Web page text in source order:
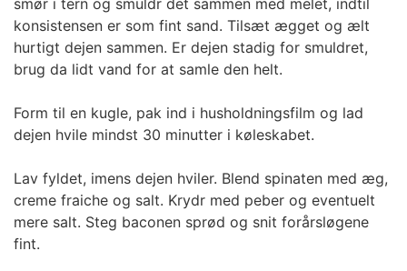
konsistensen er som fint sand. Tilsæt ægget og ælt
hurtigt dejen sammen. Er dejen stadig for smuldret,
brug da lidt vand for at samle den helt.
Form til en kugle, pak ind i husholdningsfilm og lad
dejen hvile mindst 30 minutter i køleskabet.
Lav fyldet, imens dejen hviler. Blend spinaten med æg,
creme fraiche og salt. Krydr med peber og eventuelt
mere salt. Steg baconen sprød og snit forårsløgene
fint.